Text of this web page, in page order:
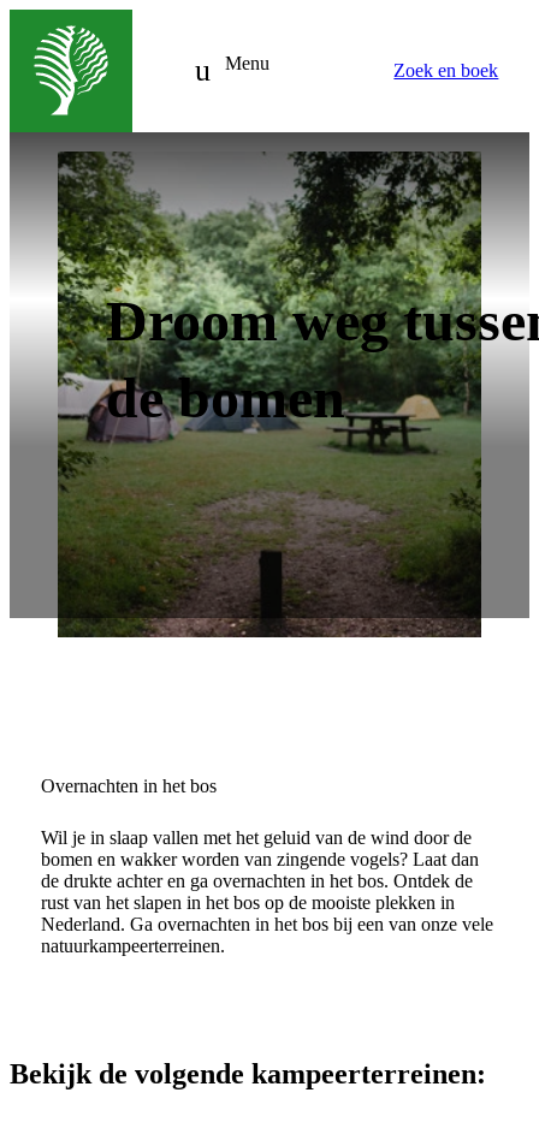
Menu Zoek en boek
Droom weg
de bomen
Overnachten in het bos
Wil je in slaap vallen met het geluid van de wind door de
bomen en wakker worden van zingende vogels? Laat dan
de drukte achter en ga overnachten in het bos. Ontdek de
rust van het slapen in het bos op de mooiste plekken in
Nederland. Ga overnachten in het bos bij een van onze vele
natuurkampeerterreinen.
Bekijk de volgende kampeerterreinen: